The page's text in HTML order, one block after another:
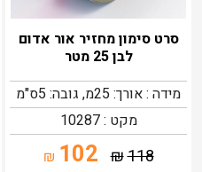
סרט סימון מחזיר אור אדום
לבן 25 מטר
מידה : אורך: 25מ, גובה: 5ס"מ
מקט : 10287
118
₪
102
₪